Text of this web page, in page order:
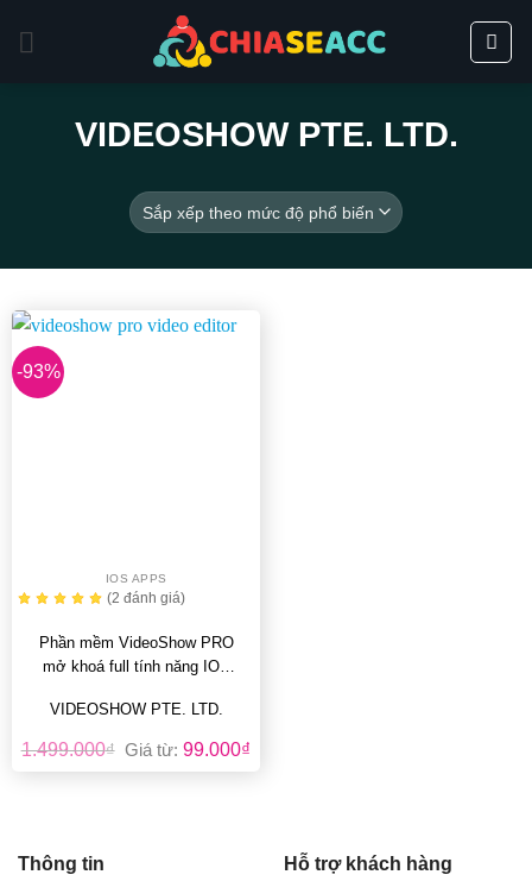
VIDEOSHOW PTE. LTD.
-93%
IOS APPS
(2 đánh giá)
Phần mềm VideoShow PRO
mở khoá full tính năng IOS
VIDEOSHOW PTE. LTD.
1.499.000₫ Giá từ:99.000₫
Thông tin Hỗ trợ khách hàng